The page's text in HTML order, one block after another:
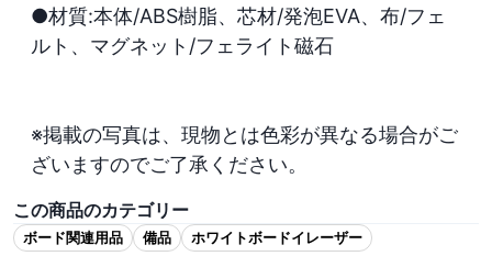
●材質:本体/ABS樹脂、芯材/発泡EVA、布/フェ
ルト、マグネット/フェライト磁石
※掲載の写真は、現物とは色彩が異なる場合がご
ざいますのでご了承ください。
この商品のカテゴリー
ボード関連用品 備品 ホワイトボードイレーザー